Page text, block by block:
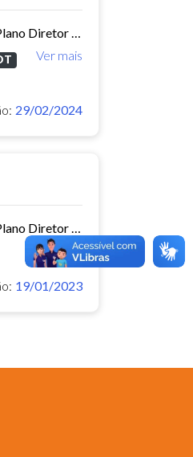
Atas das reuniões ordinárias realizadas ao longo do ano de 2023 com o núcleo gestor de revisão do Plano Diretor Participativo de Fortaleza.
Ver mais
29/02/2024
Atas das reuniões ordinárias realizadas ao longo do ano de 2022 com o núcleo gestor de revisão do Plano Diretor Participativo de Fortaleza.
Ver mais
19/01/2023